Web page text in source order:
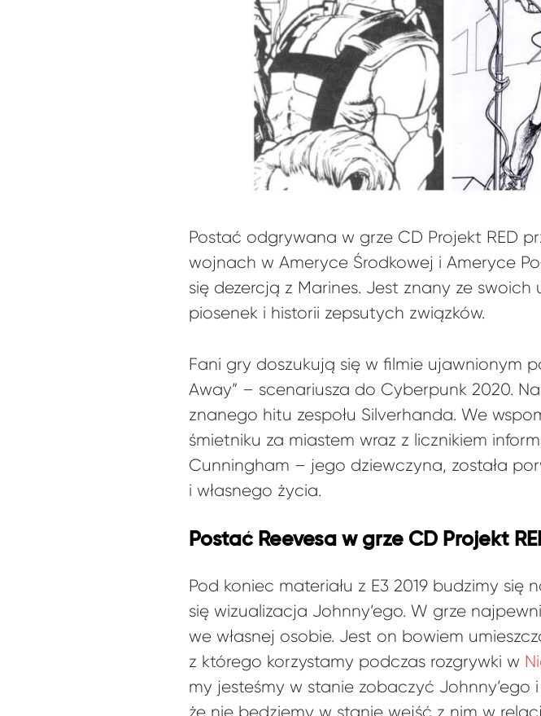
Postać odgrywana w grze CD Projekt RED
wojnach w Ameryce Środkowej i Ameryce
się dezercją z Marines. Jest znany ze
piosenek i historii zepsutych związków.
Fani gry doszukują się w filmie ujawnionym
Away” – scenariusza do Cyberpunk 2020.
znanego hitu zespołu Silverhanda. We
śmietniku za miastem wraz z licznikiem
Cunningham – jego dziewczyna, została
i własnego życia.
Postać Reevesa w grze CD Projekt
Pod koniec materiału z E3 2019 budzimy
się wizualizacja Johnny’ego. W grze
we własnej osobie. Jest on bowiem
z którego korzystamy podczas rozgrywki w
my jesteśmy w stanie zobaczyć Johnny’ego
że nie będziemy w stanie wejść z nim w